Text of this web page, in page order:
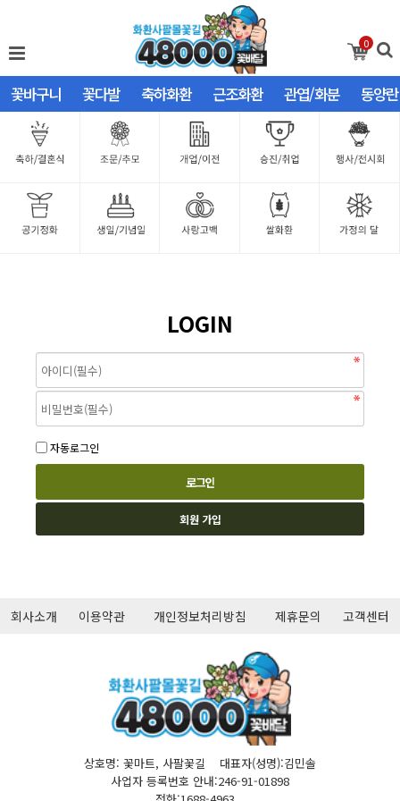
0
꽃바구니 꽃다발 축하화환 근조화환 관엽/화분 동양란
LOGIN
자동로그인
회원 가입
회사소개 이용약관 개인정보처리방침 제휴문의 고객센터
상호명: 꽃마트, 사팔꽃길 대표자(성명):김민솔
사업자 등록번호 안내:246-91-01898